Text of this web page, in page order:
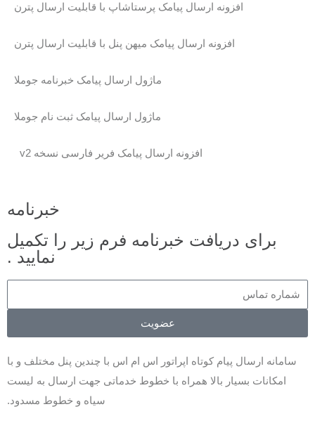
افزونه ارسال پیامک پرستاشاپ با قابلیت ارسال پترن
افزونه ارسال پیامک میهن پنل با قابلیت ارسال پترن
ماژول ارسال پيامک خبرنامه جوملا
ماژول ارسال پیامک ثبت نام جوملا
افزونه ارسال پیامک فریر فارسی نسخه v2
خبرنامه
برای دریافت خبرنامه فرم زیر را تکمیل
نمایید .
عضویت
سامانه ارسال پیام کوتاه اپراتور اس ام اس با چندین پنل مختلف و با
امکانات بسیار بالا همراه با خطوط خدماتی جهت ارسال به لیست
سیاه و خطوط مسدود.